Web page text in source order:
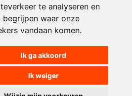
te analyseren en
begrijpen waar onze
vandaan komen.
Ik ga akkoord
Ik weiger